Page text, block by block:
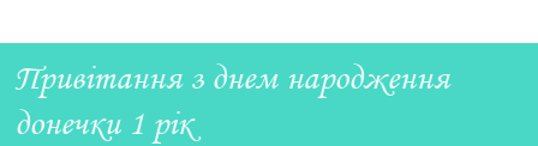
Привітання з днем народження
донечки 1 рік